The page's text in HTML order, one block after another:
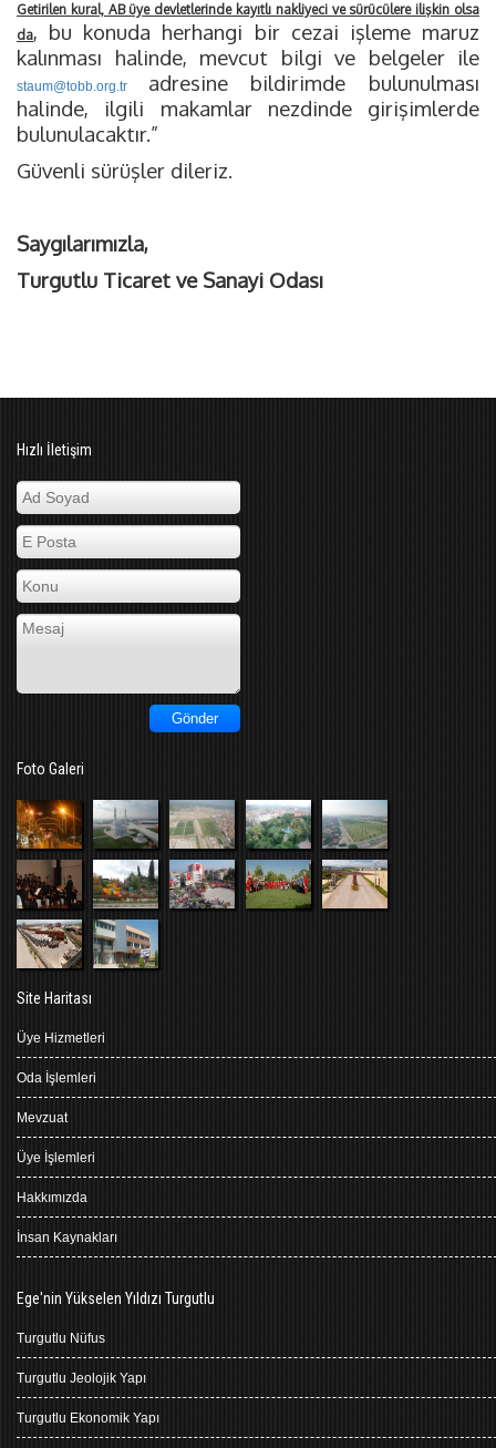
Getirilen kural, AB üye devletlerinde kayıtlı nakliyeci ve sürücülere ilişkin olsa
da, bu konuda herhangi bir cezai işleme maruz
kalınması halinde, mevcut bilgi ve belgeler ile
staum@tobb.org.tr
adresine bildirimde bulunulması
halinde, ilgili makamlar nezdinde girişimlerde
bulunulacaktır.”
Güvenli sürüşler dileriz.
Saygılarımızla,
Turgutlu Ticaret ve Sanayi Odası
Hızlı İletişim
Foto Galeri
Site Haritası
Üye Hizmetleri
Oda İşlemleri
Mevzuat
Üye İşlemleri
Hakkımızda
İnsan Kaynakları
Ege'nin Yükselen Yıldızı Turgutlu
Turgutlu Nüfus
Turgutlu Jeolojik Yapı
Turgutlu Ekonomik Yapı